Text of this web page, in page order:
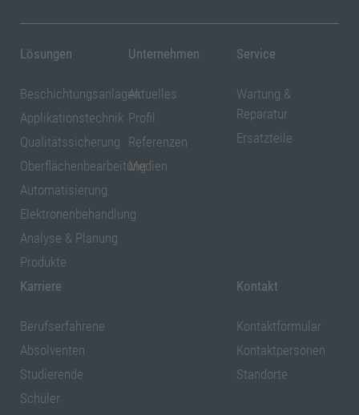
Lösungen
Beschichtungsanlagen
Applikationstechnik
Qualitätssicherung
Oberflächenbearbeitung
Automatisierung
Elektronenbehandlung
Analyse & Planung
Produkte
Unternehmen
Aktuelles
Profil
Referenzen
Medien
Service
Wartung &
Reparatur
Ersatzteile
Karriere
Berufserfahrene
Absolventen
Studierende
Schüler
Kontakt
Kontaktformular
Kontaktpersonen
Standorte